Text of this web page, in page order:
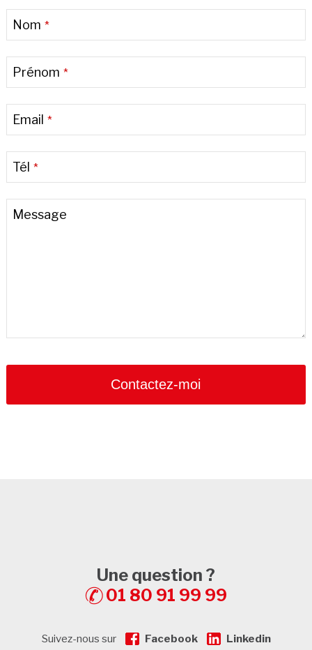
Nom *
Prénom *
Email *
Tél *
Contact
Email *
Message
Contactez-moi
Une question ?
01 80 91 99 99
Suivez-nous sur Facebook Linkedin